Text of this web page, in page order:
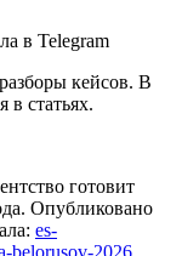
в Telegram
кейсов. В
в статьях.
готовит
Опубликовано
es-
belorusov-2026